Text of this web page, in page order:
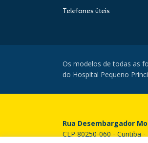
Telefones úteis
Os modelos de todas as
do Hospital Pequeno
Rua Desembargador
CEP 80250-060 - Curitiba -